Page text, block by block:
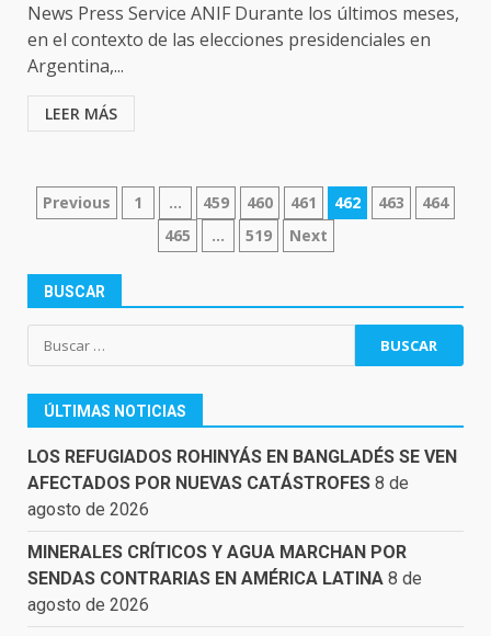
News Press Service ANIF Durante los últimos meses,
en el contexto de las elecciones presidenciales en
Argentina,...
LEER MÁS
NAVEGACIÓN
DE
Previous 1 … 459 460 461 462 463
464
465
… 519 Next
BUSCAR
Buscar:
ÚLTIMAS NOTICIAS
LOS REFUGIADOS ROHINYÁS EN BANGLADÉS SE VEN
AFECTADOS POR NUEVAS CATÁSTROFES 8 de
agosto de 2026
MINERALES CRÍTICOS Y AGUA MARCHAN POR
SENDAS CONTRARIAS EN AMÉRICA LATINA 8 de
agosto de 2026